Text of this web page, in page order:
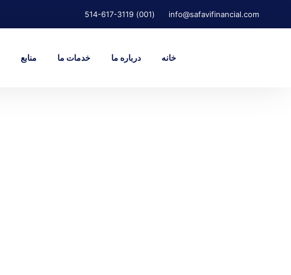
info@safavifinancial.com
(001) 514-617-3119
خانه درباره ما خدمات ما منابع